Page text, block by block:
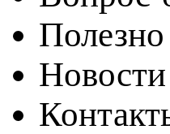
Полезно
Новости